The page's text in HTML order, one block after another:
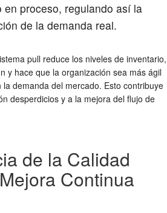
en proceso, regulando así la
de la demanda real.
pull reduce los niveles de inventario,
y hace que la organización sea más ágil
demanda del mercado. Esto contribuye
desperdicios y a la mejora del flujo de
de la Calidad
Continua